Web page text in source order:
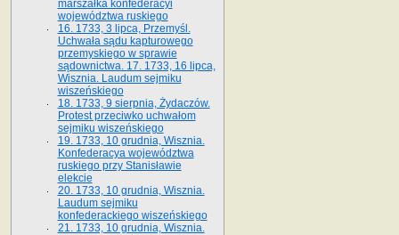
marszałka konfederacyi
województwa ruskiego
16. 1733, 3 lipca, Przemyśl.
Uchwała sądu kapturowego
przemyskiego w sprawie
sądownictwa. 17. 1733, 16 lipca,
Wisznia. Laudum sejmiku
wiszeńskiego
18. 1733, 9 sierpnia, Żydaczów.
Protest przeciwko uchwałom
sejmiku wiszeńskiego
19. 1733, 10 grudnia, Wisznia.
Konfederacya województwa
ruskiego przy Stanisławie
elekcie
20. 1733, 10 grudnia, Wisznia.
Laudum sejmiku
konfederackiego wiszeńskiego
21. 1733, 10 grudnia, Wisznia.